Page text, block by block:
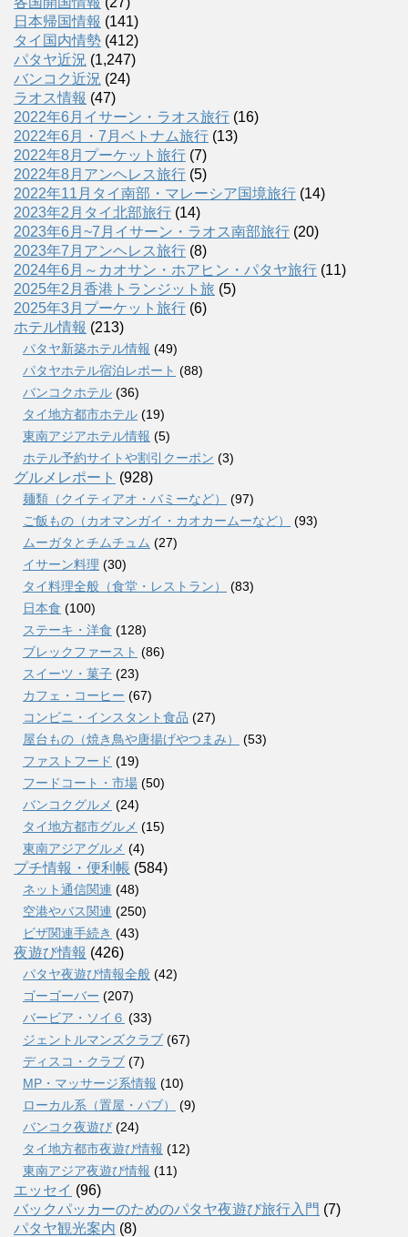
日本帰国情報 (141)
タイ国内情勢 (412)
パタヤ近況 (1,247)
バンコク近況 (24)
ラオス情報 (47)
2022年6月イサーン・ラオス旅行 (16)
2022年6月・7月ベトナム旅行 (13)
2022年8月プーケット旅行 (7)
2022年8月アンヘレス旅行 (5)
2022年11月タイ南部・マレーシア国境旅行 (14)
2023年2月タイ北部旅行 (14)
2023年6月~7月イサーン・ラオス南部旅行 (20)
2023年7月アンヘレス旅行 (8)
2024年6月～カオサン・ホアヒン・パタヤ旅行 (11)
2025年2月香港トランジット旅 (5)
2025年3月プーケット旅行 (6)
ホテル情報 (213)
パタヤ新築ホテル情報 (49)
パタヤホテル宿泊レポート (88)
バンコクホテル (36)
タイ地方都市ホテル (19)
東南アジアホテル情報 (5)
ホテル予約サイトや割引クーポン (3)
グルメレポート (928)
麺類（クイティアオ・バミーなど）
(97)
ご飯もの（カオマンガイ・カオカームーなど）
(93)
ムーガタとチムチュム (27)
イサーン料理 (30)
タイ料理全般（食堂・レストラン）
(83)
日本食 (100)
ステーキ・洋食 (128)
ブレックファースト (86)
スイーツ・菓子 (23)
カフェ・コーヒー (67)
コンビニ・インスタント食品 (27)
屋台もの（焼き鳥や唐揚げやつまみ）
(53)
ファストフード (19)
フードコート・市場 (50)
バンコクグルメ (24)
タイ地方都市グルメ (15)
東南アジアグルメ (4)
プチ情報・便利帳 (584)
ネット通信関連 (48)
空港やバス関連 (250)
ビザ関連手続き (43)
夜遊び情報 (426)
パタヤ夜遊び情報全般 (42)
ゴーゴーバー (207)
バービア・ソイ６ (33)
ジェントルマンズクラブ (67)
ディスコ・クラブ (7)
MP・マッサージ系情報 (10)
ローカル系（置屋・パブ）
(9)
バンコク夜遊び (24)
タイ地方都市夜遊び情報 (12)
東南アジア夜遊び情報 (11)
エッセイ (96)
バックパッカーのためのパタヤ夜遊び旅行入門 (7)
パタヤ観光案内 (8)